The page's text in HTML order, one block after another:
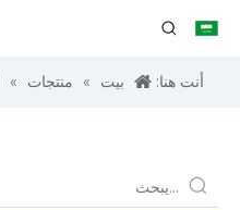
أنت هنا: بيت » منتجات »